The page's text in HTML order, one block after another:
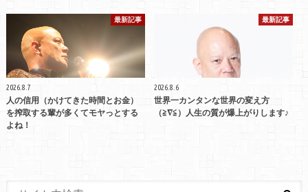
最新記事
2026.8.7
人の信用（かけてきた時間とお金）
を搾取する輩が多くてモヤっとする
よね！
最新記事
2026.8.6
世界一カンタンな世界の変え方
（≧∇≦）人生の質が爆上がりします♪